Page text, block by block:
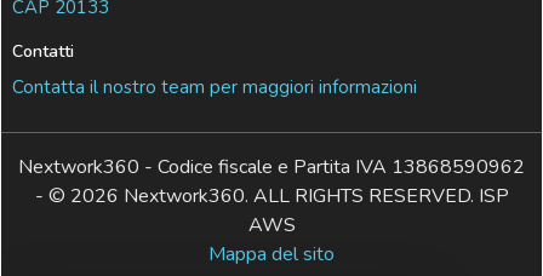
CAP 20133
Contatti
Contatta il nostro team per maggiori informazioni
Nextwork360 - Codice fiscale e Partita IVA 13868590962
- © 2026 Nextwork360. ALL RIGHTS RESERVED. ISP
AWS
Mappa del sito